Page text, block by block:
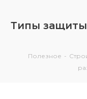
Типы защиты
Полезное -